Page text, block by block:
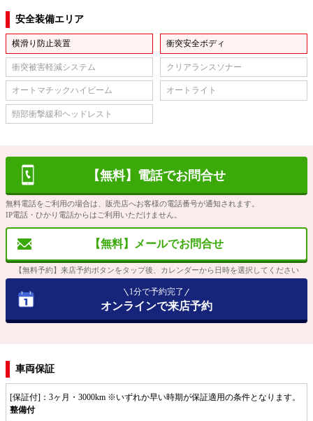
安全装備エリア
横滑り防止装置 衝突安全ボディ
衝突被害軽減システム クリアランスソナー
オートマチックハイビーム オートライト
頸部衝撃緩和ヘッドレスト
【無料】電話でお問合せ
無料電話をご利用の場合は、販売店へお客様の電話番号が通知されます。
IP電話・ひかり電話からはご利用いただけません。
【無料】メールでお問合せ
【無料予約】来店予約ボタンをタップ後、カレンダーから日時を選択してください
1分で予約完了
オンラインで来店予約
車両保証
[保証付]：3ヶ月・3000km ※いずれか早い時期が保証適用の条件となります。
整備付